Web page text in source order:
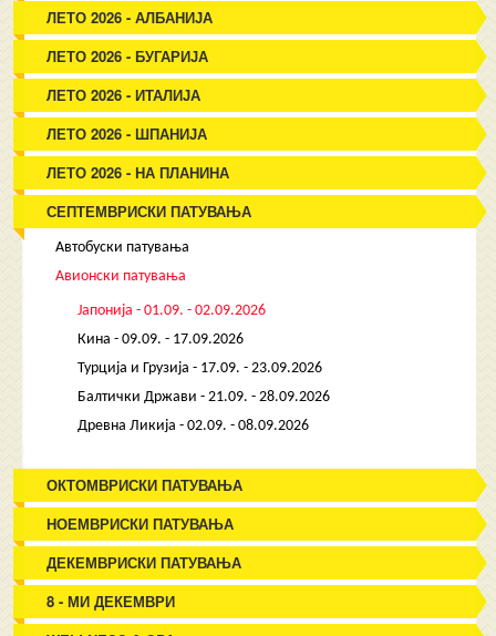
ЛЕТО 2026 - АЛБАНИЈА
ЛЕТО 2026 - БУГАРИЈА
ЛЕТО 2026 - ИТАЛИЈА
ЛЕТО 2026 - ШПАНИЈА
ЛЕТО 2026 - НА ПЛАНИНА
СЕПТЕМВРИСКИ ПАТУВАЊА
Автобуски патувања
Авионски патувања
Јапонија - 01.09. - 02.09.2026
Кина - 09.09. - 17.09.2026
Турција и Грузија - 17.09. - 23.09.2026
Балтички Држави - 21.09. - 28.09.2026
Древна Ликија - 02.09. - 08.09.2026
ОКТОМВРИСКИ ПАТУВАЊА
НОЕМВРИСКИ ПАТУВАЊА
ДЕКЕМВРИСКИ ПАТУВАЊА
8 - МИ ДЕКЕМВРИ